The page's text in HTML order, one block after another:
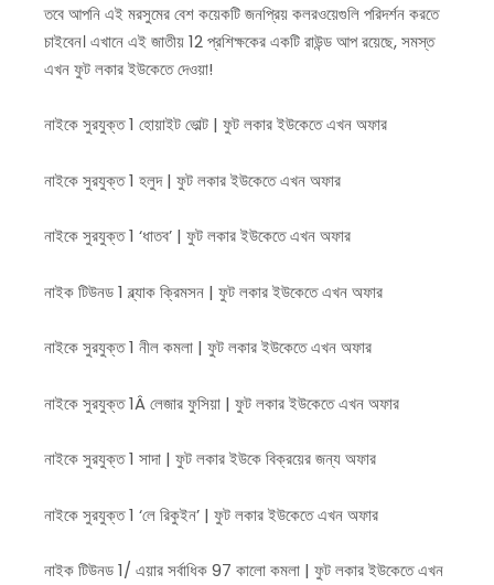
তবে আপনি এই মরসুমের বেশ কয়েকটি জনপ্রিয় কলরওয়েগুলি পরিদর্শন করতে
চাইবেন। এখানে এই জাতীয় 12 প্রশিক্ষকের একটি রাউন্ড আপ রয়েছে, সমস্ত
এখন ফুট লকার ইউকেতে দেওয়া!
নাইকে সুরযুক্ত 1 হোয়াইট ভোল্ট | ফুট লকার ইউকেতে এখন অফার
নাইকে সুরযুক্ত 1 হলুদ | ফুট লকার ইউকেতে এখন অফার
নাইকে সুরযুক্ত 1 ‘ধাতব’ | ফুট লকার ইউকেতে এখন অফার
নাইক টিউনড 1 ব্ল্যাক ক্রিমসন | ফুট লকার ইউকেতে এখন অফার
নাইকে সুরযুক্ত 1 নীল কমলা | ফুট লকার ইউকেতে এখন অফার
নাইকে সুরযুক্ত 1Â লেজার ফুসিয়া | ফুট লকার ইউকেতে এখন অফার
নাইকে সুরযুক্ত 1 সাদা | ফুট লকার ইউকে বিক্রয়ের জন্য অফার
নাইকে সুরযুক্ত 1 ‘লে রিকুইন’ | ফুট লকার ইউকেতে এখন অফার
নাইক টিউনড 1/ এয়ার সর্বাধিক 97 কালো কমলা | ফুট লকার ইউকেতে এখন